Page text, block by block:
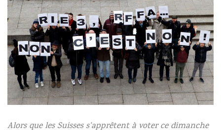
Merci.
Commentaire
Alors que les Suisses s’apprêtent à voter ce dimanche